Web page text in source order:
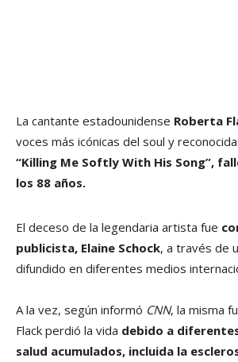
La cantante estadounidense Roberta
voces más icónicas del soul y
“Killing Me Softly With His Song”,
los 88 años.
El deceso de la legendaria artista fue
publicista, Elaine Schock, a través de
difundido en diferentes medios
A la vez, según informó CNN, la misma
Flack perdió la vida debido a
salud acumulados, incluida la